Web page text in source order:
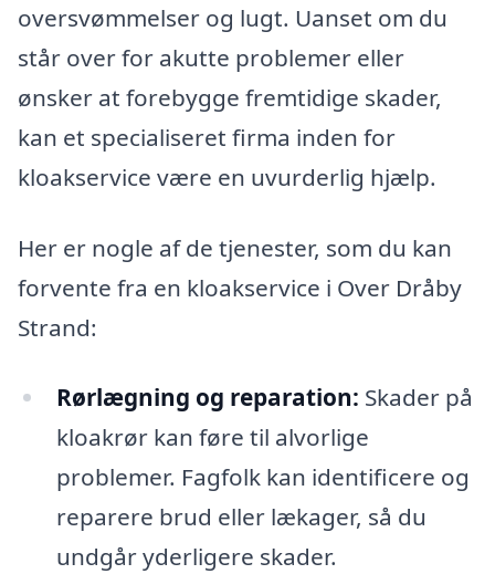
oversvømmelser og lugt. Uanset om du
står over for akutte problemer eller
ønsker at forebygge fremtidige skader,
kan et specialiseret firma inden for
kloakservice være en uvurderlig hjælp.
Her er nogle af de tjenester, som du kan
forvente fra en kloakservice i Over Dråby
Strand:
Rørlægning og reparation: Skader på
kloakrør kan føre til alvorlige
problemer. Fagfolk kan identificere og
reparere brud eller lækager, så du
undgår yderligere skader.